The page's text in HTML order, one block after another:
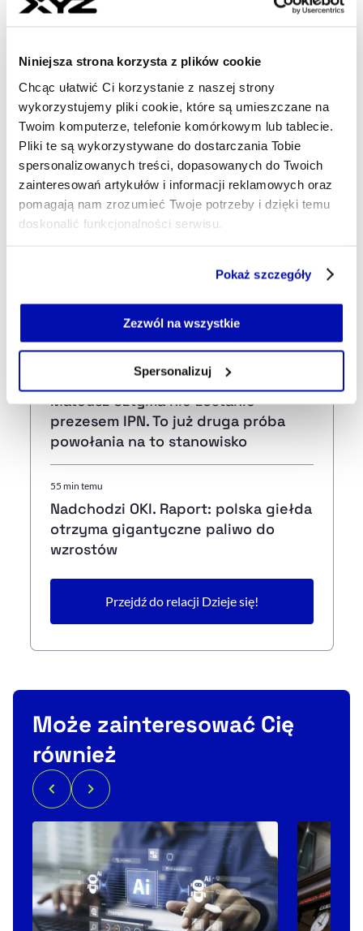
Niniejsza strona korzysta z plików cookie
Chcąc ułatwić Ci korzystanie z naszej strony
wykorzystujemy pliki cookie, które są umieszczane na
Twoim komputerze, telefonie komórkowym lub tablecie.
Pliki te są wykorzystywane do dostarczania Tobie
spersonalizowanych treści, dopasowanych do Twoich
zainteresowań artykułów i informacji reklamowych oraz
pomagają nam zrozumieć Twoje potrzeby i dzięki temu
doskonalić funkcjonalności serwisu.
Jeżeli nie wyrażasz zgody na zapisywanie plików cookie,
możesz łatwo zarządzać swoimi uprawnieniami, np. we
własnej przeglądarce internetowej lub po wybraniu opcji
naszejPolityce Prywatności.
Pokaż szczegóły
Zezwól na wszystkie
Spersonalizuj
9 min temu
KNF złagodziła kary nałożone na
VeloFunds TFI
18 min temu
Nie będzie referendum ws. unijnej
polityki klimatycznej. Senat podjął
LPP zanotowało dobry kwartał.
Przychody i sprzedaż w górę
Mateusz Sztyma nie zostanie
prezesem IPN. To już druga próba
powołania na to stanowisko
55 min temu
Nadchodzi OKI. Raport: polska giełda
otrzyma gigantyczne paliwo do
wzrostów
Przejdź do relacji Dzieje się!
Może zainteresować Cię
również